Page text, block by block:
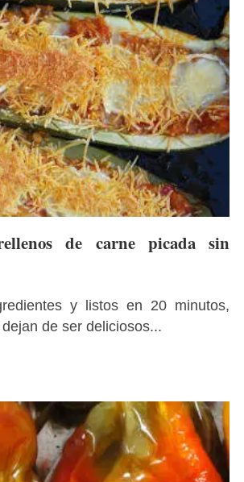
de carne picada sin
y listos en 20 minutos,
de ser deliciosos...